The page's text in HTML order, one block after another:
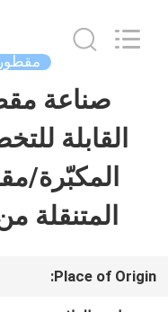
المنتجات
بنا
LAKER
AUTOPARTS
صناعة
القابلة
المكبّرة/
المتنقلة
Place of Origin: